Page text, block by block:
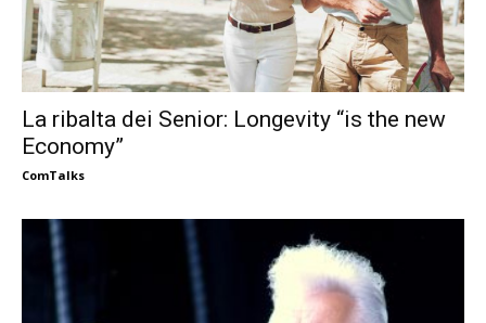
La ribalta dei Senior: Longevity “is the new
Economy”
ComTalks